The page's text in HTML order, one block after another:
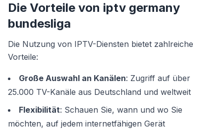
Die Vorteile von iptv germany
bundesliga
Die Nutzung von IPTV-Diensten bietet zahlreiche
Vorteile:
Große Auswahl an Kanälen: Zugriff auf über
25.000 TV-Kanäle aus Deutschland und weltweit
Flexibilität: Schauen Sie, wann und wo Sie
möchten, auf jedem internetfähigen Gerät